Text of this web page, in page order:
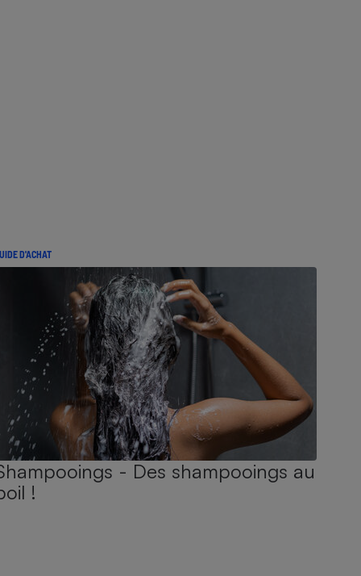
D'ACHAT
- Des shampooings au
!